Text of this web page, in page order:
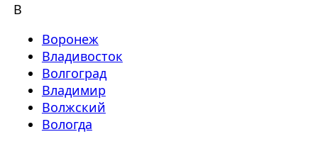
В
Воронеж
Владивосток
Волгоград
Владимир
Волжский
Вологда